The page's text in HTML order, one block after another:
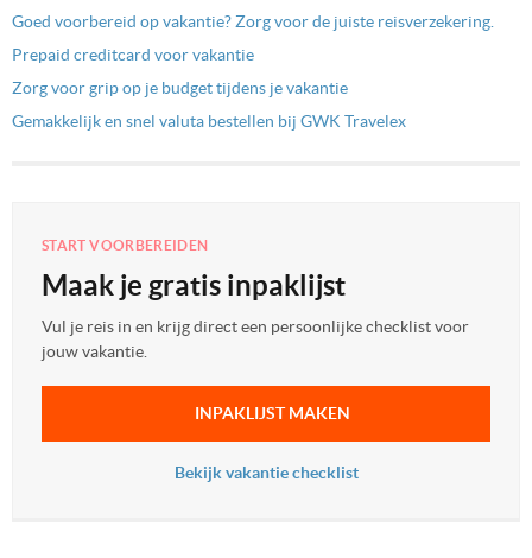
Goed voorbereid op vakantie? Zorg voor de juiste reisverzekering.
Prepaid creditcard voor vakantie
Zorg voor grip op je budget tijdens je vakantie
Gemakkelijk en snel valuta bestellen bij GWK Travelex
START VOORBEREIDEN
Maak je gratis inpaklijst
Vul je reis in en krijg direct een persoonlijke checklist voor
jouw vakantie.
INPAKLIJST MAKEN
Bekijk vakantie checklist